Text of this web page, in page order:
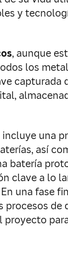
y
, aunque
los
capturada
una
así
batería
clave a lo
una fase